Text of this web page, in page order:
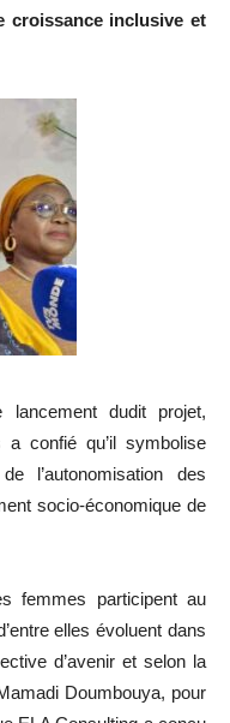
croissance inclusive et
dudit projet,
a confié qu’il symbolise
l’autonomisation des
socio-économique de
femmes participent au
elles évoluent dans
d’avenir et selon la
Doumbouya, pour